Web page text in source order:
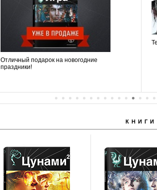
Отличный подарок на новогодние
праздники!
КНИГИ